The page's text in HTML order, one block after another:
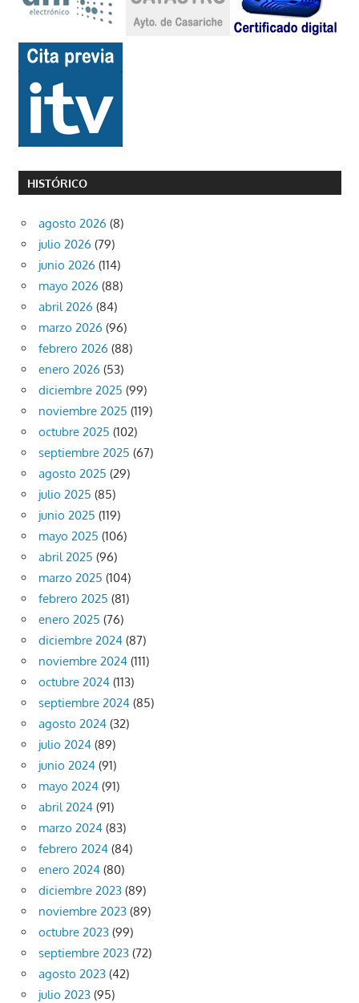
HISTÓRICO
agosto 2026 (8)
julio 2026 (79)
junio 2026 (114)
mayo 2026 (88)
abril 2026 (84)
marzo 2026 (96)
febrero 2026 (88)
enero 2026 (53)
diciembre 2025 (99)
noviembre 2025 (119)
octubre 2025 (102)
septiembre 2025 (67)
agosto 2025 (29)
julio 2025 (85)
junio 2025 (119)
mayo 2025 (106)
abril 2025 (96)
marzo 2025 (104)
febrero 2025 (81)
enero 2025 (76)
diciembre 2024 (87)
noviembre 2024 (111)
octubre 2024 (113)
septiembre 2024 (85)
agosto 2024 (32)
julio 2024 (89)
junio 2024 (91)
mayo 2024 (91)
abril 2024 (91)
marzo 2024 (83)
febrero 2024 (84)
enero 2024 (80)
diciembre 2023 (89)
noviembre 2023 (89)
octubre 2023 (99)
septiembre 2023 (72)
agosto 2023 (42)
julio 2023 (95)